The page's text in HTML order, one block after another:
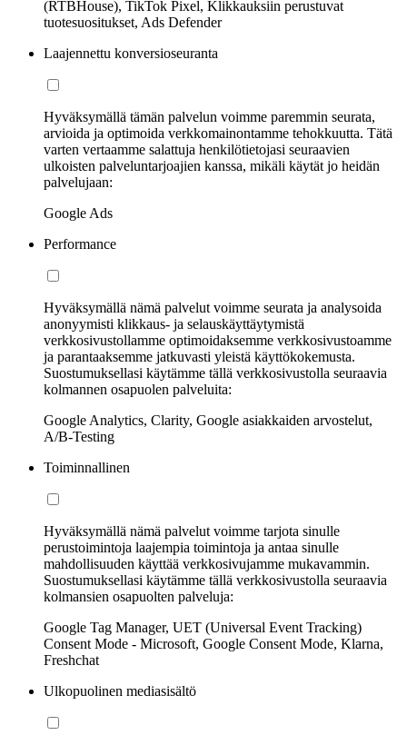
(RTBHouse), TikTok Pixel, Klikkauksiin perustuvat
tuotesuositukset, Ads Defender
Laajennettu konversioseuranta
Hyväksymällä tämän palvelun voimme paremmin seurata,
arvioida ja optimoida verkkomainontamme tehokkuutta. Tätä
varten vertaamme salattuja henkilötietojasi seuraavien
ulkoisten palveluntarjoajien kanssa, mikäli käytät jo heidän
palvelujaan:
Google Ads
Performance
Hyväksymällä nämä palvelut voimme seurata ja analysoida
anonyymisti klikkaus- ja selauskäyttäytymistä
verkkosivustollamme optimoidaksemme verkkosivustoamme
ja parantaaksemme jatkuvasti yleistä käyttökokemusta.
Suostumuksellasi käytämme tällä verkkosivustolla seuraavia
kolmannen osapuolen palveluita:
Google Analytics, Clarity, Google asiakkaiden arvostelut,
A/B-Testing
Toiminnallinen
Hyväksymällä nämä palvelut voimme tarjota sinulle
perustoimintoja laajempia toimintoja ja antaa sinulle
mahdollisuuden käyttää verkkosivujamme mukavammin.
Suostumuksellasi käytämme tällä verkkosivustolla seuraavia
kolmansien osapuolten palveluja:
Google Tag Manager, UET (Universal Event Tracking)
Consent Mode - Microsoft, Google Consent Mode, Klarna,
Freshchat
Ulkopuolinen mediasisältö